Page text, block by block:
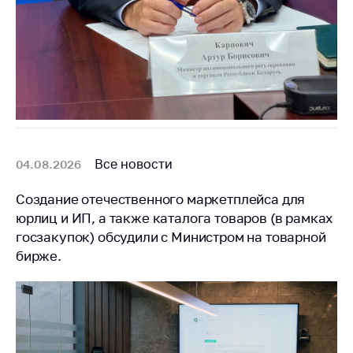
Важное на сайте
Сообщить о росте
цен
Ценообразование
на лекарственные
средства, изделия
медицинскую
Решение Комиссии
по установлению
факта нарушения
(отсутствия)
нарушения
антимонопольного
законодательства
Предостережения и
04.08.2026 Все новости
Создание отечественного маркетплейса для
юрлиц и ИП, а также каталога товаров (в рамках
госзакупок) обсудили с Министром на товарной
бирже.